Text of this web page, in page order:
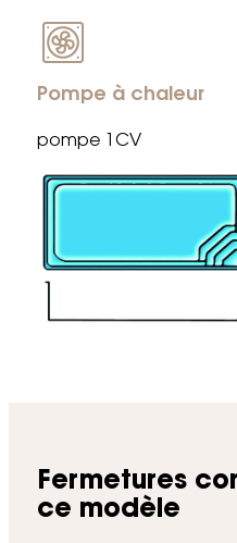
Pompe à chaleur
pompe 1CV
Fermetures
ce modèle